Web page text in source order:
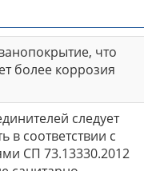
что
более коррозия
следует
в соответствии с
СП 73.13330.2012